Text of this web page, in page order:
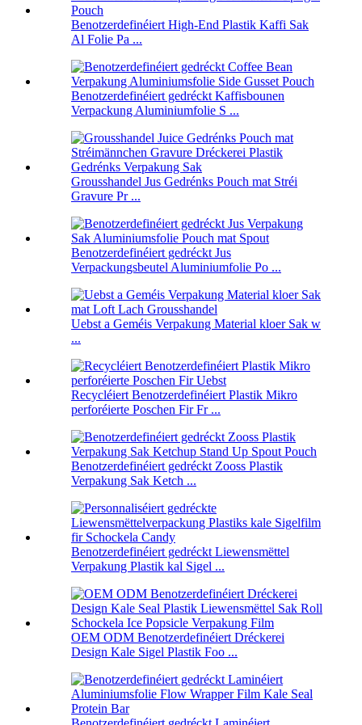
Benotzerdefinéiert High-End Plastik Kaffi Sak
Al Folie Pa ...
Benotzerdefinéiert gedréckt Kaffisbounen
Verpackung Aluminiumfolie S ...
Grousshandel Jus Gedrénks Pouch mat Stréi
Gravure Pr ...
Benotzerdefinéiert gedréckt Jus
Verpackungsbeutel Aluminiumfolie Po ...
Uebst a Geméis Verpakung Material kloer Sak w
...
Recycléiert Benotzerdefinéiert Plastik Mikro
perforéierte Poschen Fir Fr ...
Benotzerdefinéiert gedréckt Zooss Plastik
Verpakung Sak Ketch ...
Benotzerdefinéiert gedréckt Liewensmëttel
Verpakung Plastik kal Sigel ...
OEM ODM Benotzerdefinéiert Dréckerei
Design Kale Sigel Plastik Foo ...